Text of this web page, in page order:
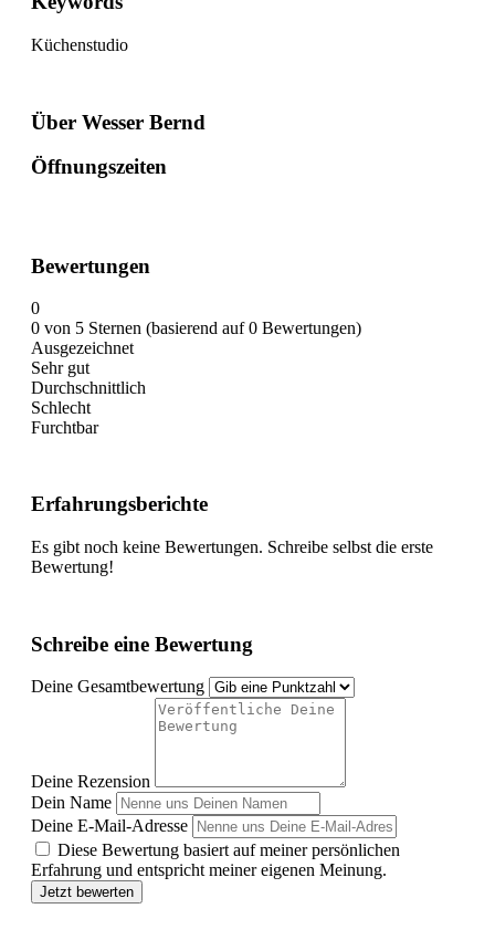
Küchenstudio
Über Wesser Bernd
Öffnungszeiten
Bewertungen
0
0 von 5 Sternen (basierend auf 0 Bewertungen)
Ausgezeichnet
Sehr gut
Durchschnittlich
Schlecht
Furchtbar
Erfahrungsberichte
Es gibt noch keine Bewertungen. Schreibe selbst die erste
Bewertung!
Schreibe eine Bewertung
Deine Gesamtbewertung
Deine Rezension
Dein Name
Deine E-Mail-Adresse
Diese Bewertung basiert auf meiner persönlichen
Erfahrung und entspricht meiner eigenen Meinung.
Jetzt bewerten